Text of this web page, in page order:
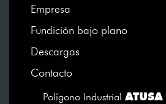
Empresa
Fundición bajo plano
Descargas
Contacto
Polígono Industrial ATUSA